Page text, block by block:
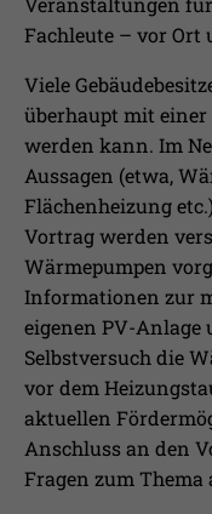
Fachleute – vor Ort
Viele
überhaupt mit
werden kann. Im
Aussagen (etwa,
Flächenheizung
Vortrag werden
Wärmepumpen
Informationen zur
eigenen PV-Anlage
Selbstversuch die
vor dem
aktuellen
Anschluss an den
Fragen zum Thema
Zweck
Name
Anbieter
Laufzeit 30
Zweck
Wird
Ihnen zusätzliche